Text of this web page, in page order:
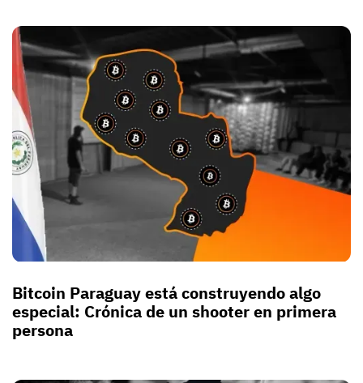
Bitcoin Paraguay está construyendo algo
especial: Crónica de un shooter en primera
persona